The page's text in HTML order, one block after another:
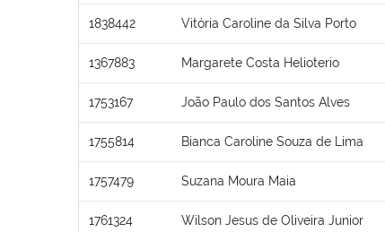
1838442 Vitória Caroline da Silva Porto
1367883 Margarete Costa Helioterio
1753167 João Paulo dos Santos Alves
1755814 Bianca Caroline Souza de Lima
1757479 Suzana Moura Maia
1761324 Wilson Jesus de Oliveira Junior